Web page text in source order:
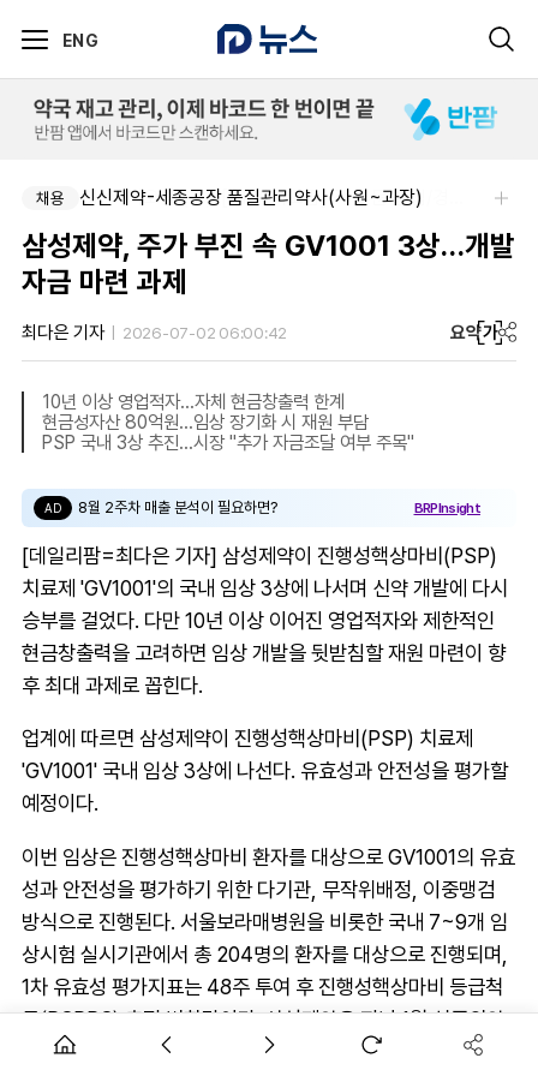
ENG
채용
채용 신신제약-세종공장 품질관리약사(사원~과장)
삼성제약, 주가 부진 속 GV1001 3상…개발
자금 마련 과제
최다은 기자 2026-07-02 06:00:42 요약가
10년 이상 영업적자…자체 현금창출력 한계
현금성자산 80억원…임상 장기화 시 재원 부담
PSP 국내 3상 추진…시장 "추가 자금조달 여부 주목"
AD 8월 2주차 매출 분석이 필요하면? BRPInsight
[데일리팜=최다은 기자] 삼성제약이 진행성핵상마비(PSP)
치료제 'GV1001'의 국내 임상 3상에 나서며 신약 개발에 다시
승부를 걸었다. 다만 10년 이상 이어진 영업적자와 제한적인
현금창출력을 고려하면 임상 개발을 뒷받침할 재원 마련이 향
후 최대 과제로 꼽힌다.
업계에 따르면 삼성제약이 진행성핵상마비(PSP) 치료제
'GV1001' 국내 임상 3상에 나선다. 유효성과 안전성을 평가할
예정이다.
이번 임상은 진행성핵상마비 환자를 대상으로 GV1001의 유효
성과 안전성을 평가하기 위한 다기관, 무작위배정, 이중맹검
방식으로 진행된다. 서울보라매병원을 비롯한 국내 7~9개 임
상시험 실시기관에서 총 204명의 환자를 대상으로 진행되며,
1차 유효성 평가지표는 48주 투여 후 진행성핵상마비 등급척
도(PSPRS) 총점 변화량이다. 삼성제약은 지난 1월 식품의약
품안전처에 PSP 치료제 GV1001에 대한 품목 조건부 허가를